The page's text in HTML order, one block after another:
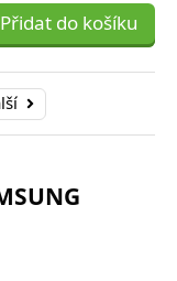
Přidat do košíku